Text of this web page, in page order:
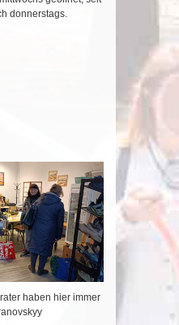
donnerstags.
haben hier immer